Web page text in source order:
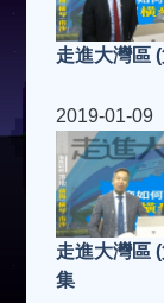
走進大灣區
2019-01-09
走進大灣區
集